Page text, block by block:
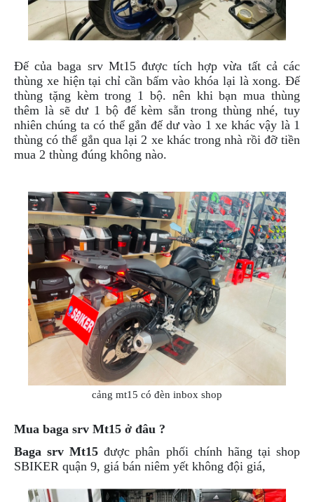
KIỆN
PHƯỢT
ĐỒ
CHƠI
MOTO
PHỤ
KIỆN
MBIKER
HCM
PHẨM
MỚI
BLOG
PHƯỢT
LIÊN
HỆ
HƯỚNG
DẪN
MUA
Đế của baga srv Mt15 được tích hợp vừa tất cả các
thùng xe hiện tại chỉ cần bấm vào khóa lại là xong. Đế
thùng tặng kèm trong 1 bộ. nên khi bạn mua thùng
thêm là sẽ dư 1 bộ đế kèm sẵn trong thùng nhé, tuy
nhiên chúng ta có thể gắn đế dư vào 1 xe khác vậy là 1
thùng có thể gắn qua lại 2 xe khác trong nhà rồi đỡ tiền
mua 2 thùng đúng không nào.
cảng mt15 có đèn inbox shop
Mua baga srv Mt15 ở đâu ?
Baga srv Mt15được phân phối chính hãng tại shop
SBIKER quận 9, giá bán niêm yết không đội giá,